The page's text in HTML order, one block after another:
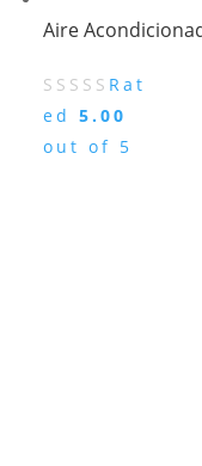
Aire
Rat
ed5.00
out of 5